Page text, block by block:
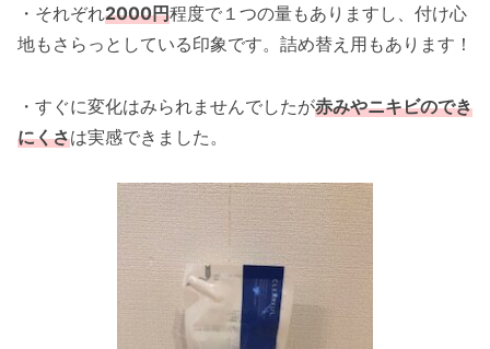
・それぞれ2000円程度で１つの量もありますし、付け心
地もさらっとしている印象です。詰め替え用もあります！
・すぐに変化はみられませんでしたが赤みやニキビのでき
にくさは実感できました。